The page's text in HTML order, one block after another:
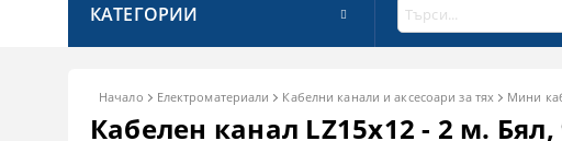
КАТЕГОРИИ
Начало Електроматериали Кабелни канали и аксесоари за тях Мини
Кабелен канал LZ15x12 - 2 м.